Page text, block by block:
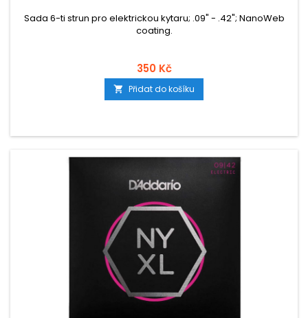
Sada 6-ti strun pro elektrickou kytaru; .09" - .42"; NanoWeb
coating.
350 Kč
 Přidat do košíku